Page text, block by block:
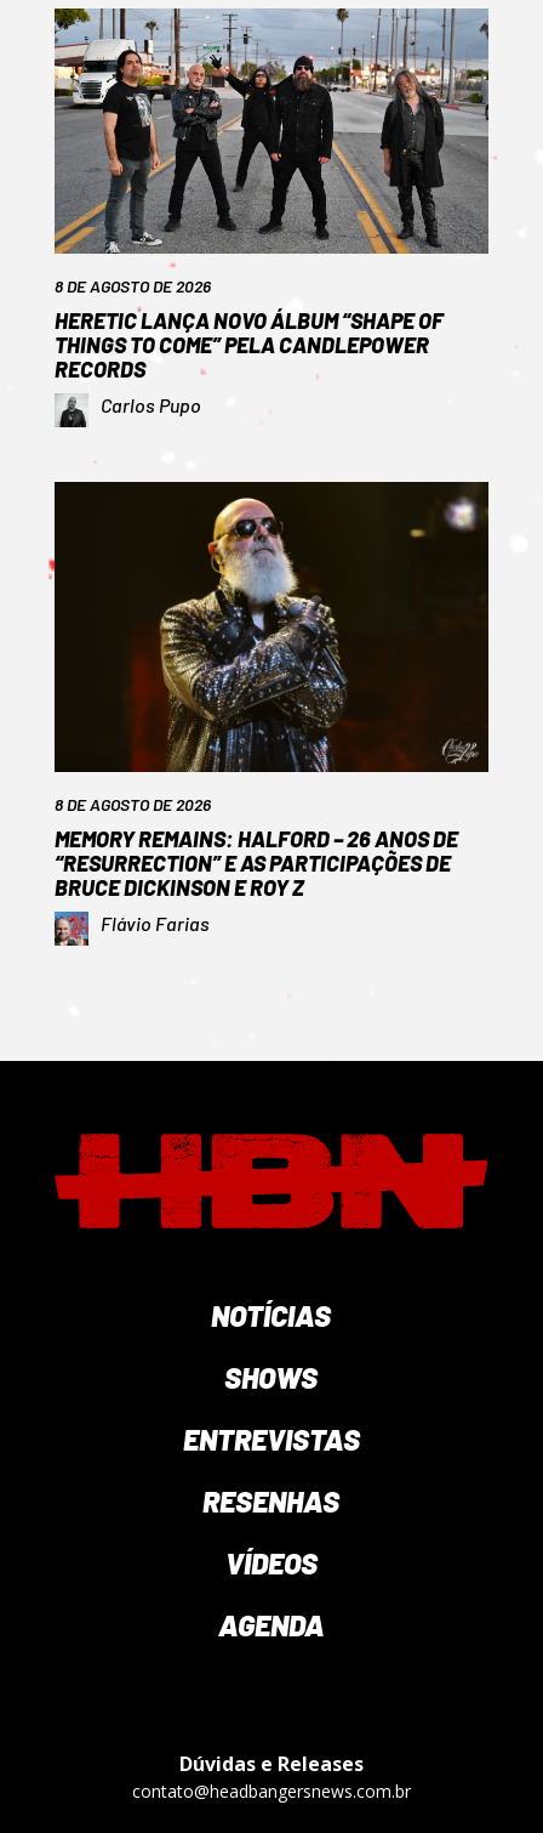
8 DE AGOSTO DE 2026
HERETIC LANÇA NOVO ÁLBUM “SHAPE OF
THINGS TO COME” PELA CANDLEPOWER
RECORDS
Carlos Pupo
8 DE AGOSTO DE 2026
MEMORY REMAINS: HALFORD – 26 ANOS DE
“RESURRECTION” E AS PARTICIPAÇÕES DE
BRUCE DICKINSON E ROY Z
Flávio Farias
NOTÍCIAS
SHOWS
ENTREVISTAS
RESENHAS
VÍDEOS
AGENDA
Dúvidas e Releases
contato@headbangersnews.com.br